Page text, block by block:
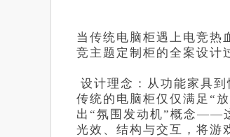
当传统电脑柜遇上电竞热
竞主题定制柜的全案设计
设计理念：从功能家具到
传统的电脑柜仅仅满足“
出“氛围发动机”概念——
光效、结构与交互，将游